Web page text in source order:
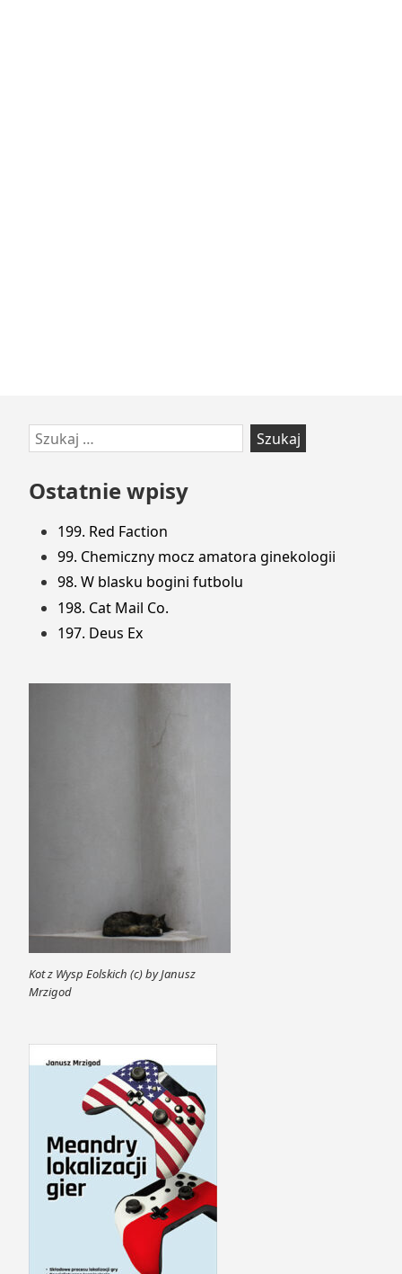
Przejdź
do
stopki
Szukaj:
Ostatnie wpisy
199. Red Faction
99. Chemiczny mocz amatora ginekologii
98. W blasku bogini futbolu
198. Cat Mail Co.
197. Deus Ex
Kot z Wysp Eolskich (c) by Janusz
Mrzigod